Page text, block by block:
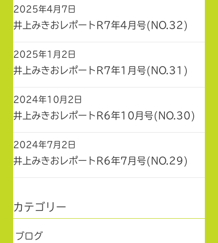
井上みきおレポートR7年4月号(NO.32)
2025年4月7日
井上みきおレポートR7年1月号(NO.31)
2025年1月2日
井上みきおレポートR6年10月号(NO.30)
2024年10月2日
井上みきおレポートR6年7月号(NO.29)
2024年7月2日
カテゴリー
ブログ